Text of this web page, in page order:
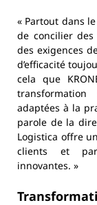
« Partout dans
de concilier des
des exigences
d’efficacité
cela que
adaptées à la
parole de la
Logistica offre
clients et
innovantes. »